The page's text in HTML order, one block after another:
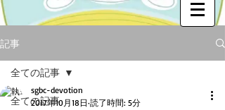
記事
全ての記事
全ての記事
sgbc-devotion
2017年10月18日 読了時間: 5分